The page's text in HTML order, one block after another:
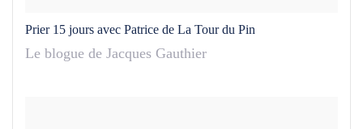
Prier 15 jours avec Patrice de La Tour du Pin
Le blogue de Jacques Gauthier